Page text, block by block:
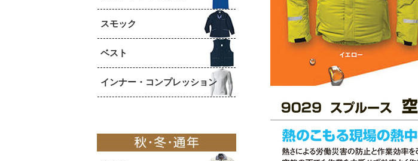
スモック
ベスト
インナー・コンプレッション